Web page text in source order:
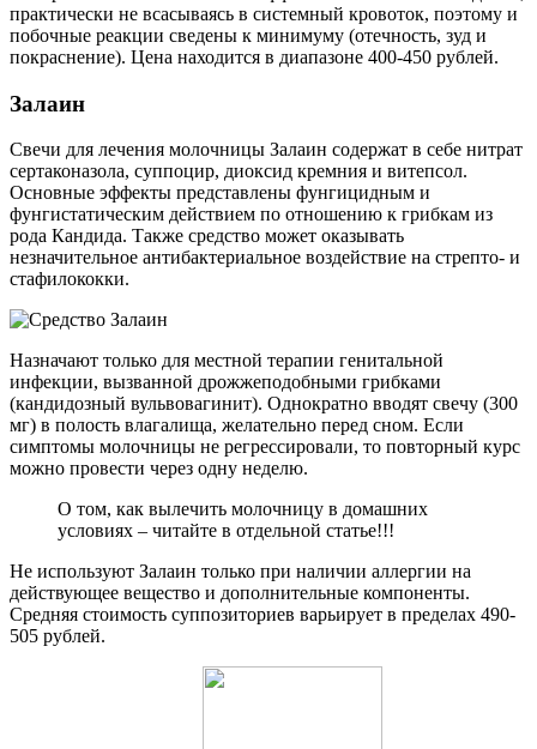
практически не всасываясь в системный кровоток, поэтому и
побочные реакции сведены к минимуму (отечность, зуд и
покраснение). Цена находится в диапазоне 400-450 рублей.
Залаин
Свечи для лечения молочницы Залаин содержат в себе нитрат
сертаконазола, суппоцир, диоксид кремния и витепсол.
Основные эффекты представлены фунгицидным и
фунгистатическим действием по отношению к грибкам из
рода Кандида. Также средство может оказывать
незначительное антибактериальное воздействие на стрепто- и
стафилококки.
Назначают только для местной терапии генитальной
инфекции, вызванной дрожжеподобными грибками
(кандидозный вульвовагинит). Однократно вводят свечу (300
мг) в полость влагалища, желательно перед сном. Если
симптомы молочницы не регрессировали, то повторный курс
можно провести через одну неделю.
О том, как вылечить молочницу в домашних
условиях – читайте в отдельной статье!!!
Не используют Залаин только при наличии аллергии на
действующее вещество и дополнительные компоненты.
Средняя стоимость суппозиториев варьирует в пределах 490-
505 рублей.